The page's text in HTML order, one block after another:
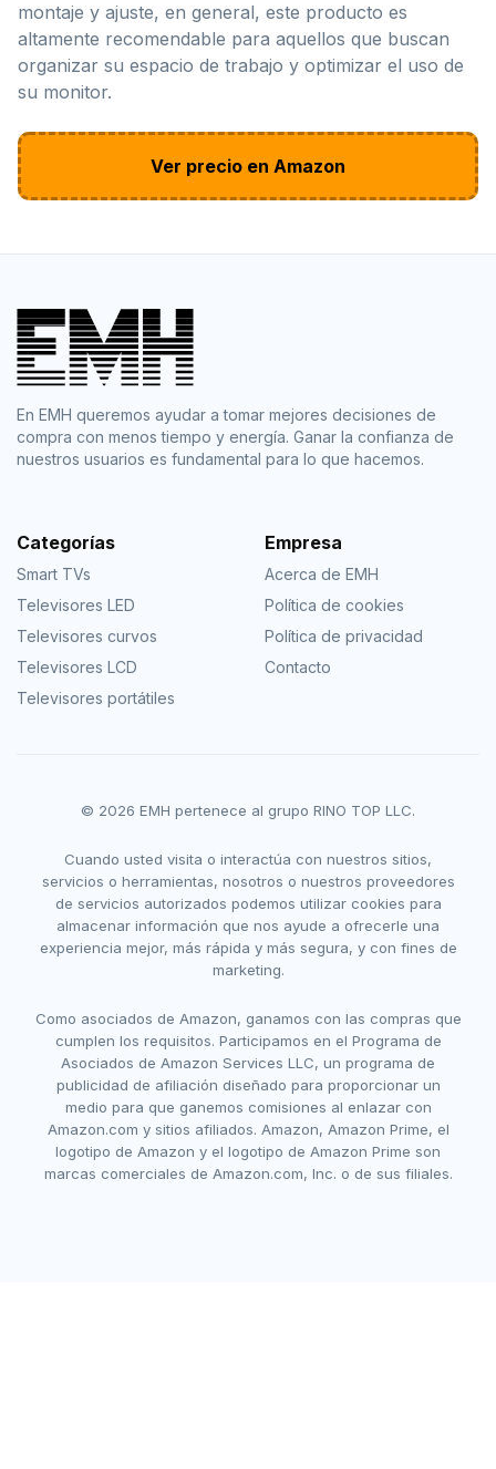
montaje y ajuste, en general, este producto es
altamente recomendable para aquellos que buscan
organizar su espacio de trabajo y optimizar el uso de
su monitor.
Ver precio en Amazon
En EMH queremos ayudar a tomar mejores decisiones de
compra con menos tiempo y energía. Ganar la confianza de
nuestros usuarios es fundamental para lo que hacemos.
Categorías
Smart TVs
Televisores LED
Televisores curvos
Televisores LCD
Televisores portátiles
Empresa
Acerca de EMH
Política de cookies
Política de privacidad
Contacto
© 2026 EMH pertenece al grupo RINO TOP LLC.
Cuando usted visita o interactúa con nuestros sitios,
servicios o herramientas, nosotros o nuestros proveedores
de servicios autorizados podemos utilizar cookies para
almacenar información que nos ayude a ofrecerle una
experiencia mejor, más rápida y más segura, y con fines de
marketing.
Como asociados de Amazon, ganamos con las compras que
cumplen los requisitos. Participamos en el Programa de
Asociados de Amazon Services LLC, un programa de
publicidad de afiliación diseñado para proporcionar un
medio para que ganemos comisiones al enlazar con
Amazon.com y sitios afiliados. Amazon, Amazon Prime, el
logotipo de Amazon y el logotipo de Amazon Prime son
marcas comerciales de Amazon.com, Inc. o de sus filiales.